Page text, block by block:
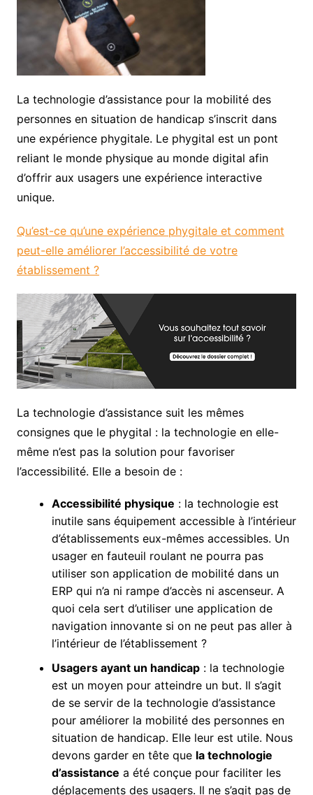
La technologie d’assistance pour la mobilité des
personnes en situation de handicap s’inscrit dans
une expérience phygitale. Le phygital est un pont
reliant le monde physique au monde digital afin
d’offrir aux usagers une expérience interactive
unique.
Qu’est-ce qu’une expérience phygitale et comment
peut-elle améliorer l’accessibilité de votre
établissement ?
La technologie d’assistance suit les mêmes
consignes que le phygital : la technologie en elle-
même n’est pas la solution pour favoriser
l’accessibilité. Elle a besoin de :
Accessibilité physique : la technologie est
inutile sans équipement accessible à l’intérieur
d’établissements eux-mêmes accessibles. Un
usager en fauteuil roulant ne pourra pas
utiliser son application de mobilité dans un
ERP qui n’a ni rampe d’accès ni ascenseur. A
quoi cela sert d’utiliser une application de
navigation innovante si on ne peut pas aller à
l’intérieur de l’établissement ?
Usagers ayant un handicap: la technologie
est un moyen pour atteindre un but. Il s’agit
de se servir de la technologie d’assistance
pour améliorer la mobilité des personnes en
situation de handicap. Elle leur est utile. Nous
devons garder en tête que la technologie
d’assistance a été conçue pour faciliter les
déplacements des usagers. Il ne s’agit pas de